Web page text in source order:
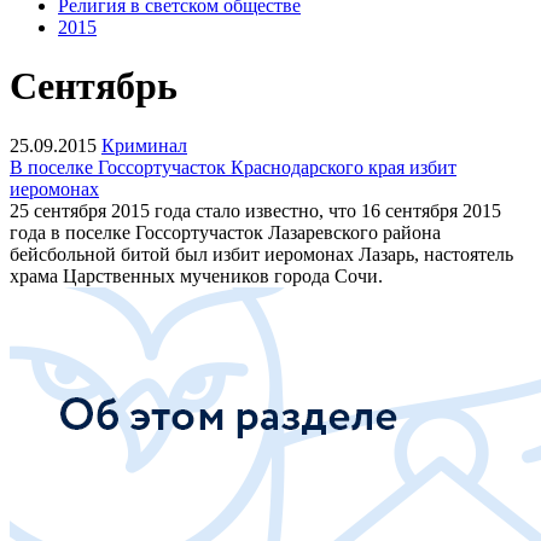
Религия в светском обществе
2015
Сентябрь
25.09.2015 Криминал
В поселке Госсортучасток Краснодарского края избит
иеромонах
25 сентября 2015 года стало известно, что 16 сентября 2015
года в поселке Госсортучасток Лазаревского района
бейсбольной битой был избит иеромонах Лазарь, настоятель
храма Царственных мучеников города Сочи.